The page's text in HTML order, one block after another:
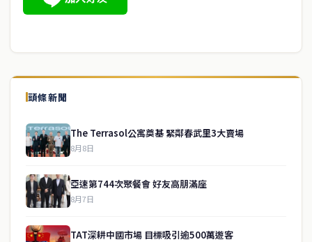
頭條新聞
The Terrasol公寓奠基 緊鄰春武里3大賣場
8月8日
亞速第744次聚餐會 好友高朋滿座
8月7日
TAT深耕中國市場 目標吸引逾500萬遊客